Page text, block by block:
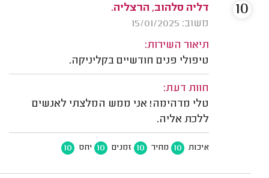
דליה סלהוב, הרצליה.
משוב: 15/01/2025
תיאור השירות:
טיפולי פנים חודשיים בקליניקה.
חוות דעת:
טלי מדהימה! אני ממש המלצתי לאנשים
ללכת אליה.
איכות 10 מחיר 10 זמנים 10 יחס 10
10